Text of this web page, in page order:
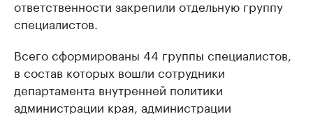
ответственности закрепили отдельную группу
специалистов.
Всего сформированы 44 группы специалистов,
в состав которых вошли сотрудники
департамента внутренней политики
администрации края, администрации